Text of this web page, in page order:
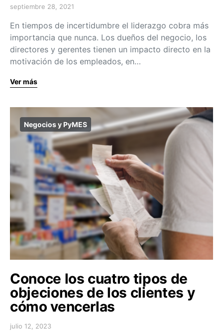
septiembre 28, 2021
En tiempos de incertidumbre el liderazgo cobra más
importancia que nunca. Los dueños del negocio, los
directores y gerentes tienen un impacto directo en la
motivación de los empleados, en…
Ver más
Negocios y PyMES
Conoce los cuatro tipos de
objeciones de los clientes y
cómo vencerlas
julio 12, 2023